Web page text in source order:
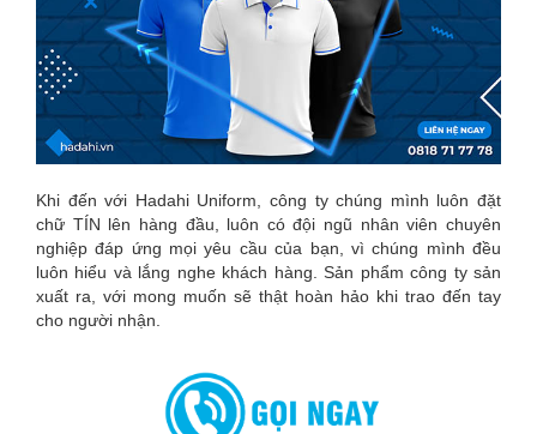
Khi đến với Hadahi Uniform, công ty chúng mình luôn đặt
chữ TÍN lên hàng đầu, luôn có đội ngũ nhân viên chuyên
nghiệp đáp ứng mọi yêu cầu của bạn, vì chúng mình đều
luôn hiểu và lắng nghe khách hàng. Sản phẩm công ty sản
xuất ra, với mong muốn sẽ thật hoàn hảo khi trao đến tay
cho người nhận.